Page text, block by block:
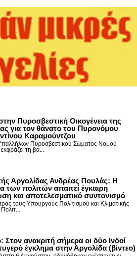
Πυροσβεστική Οικογένεια της
για τον θάνατο του Πυρονόμου
Καραμούντζου
Πυροσβεστικού Σώματος Νομού
τη βα...
Αργολίδας Ανδρέας Πουλάς: Η
των πολιτών απαιτεί έγκαιρη
και αποτελεσματικό συντονισμό
τους Υπουργούς Πολιτισμού και Κλιματικής
Πολιτ...
Στον ανακριτή σήμερα οι δύο Ινδοί
έγκλημα στην Αργολίδα (βίντεο)